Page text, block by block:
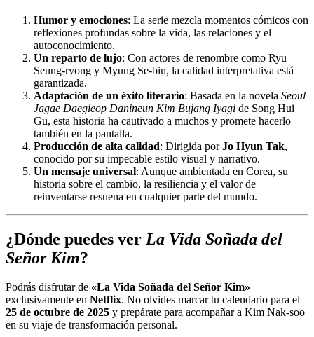
Humor y emociones: La serie mezcla momentos cómicos con
reflexiones profundas sobre la vida, las relaciones y el
autoconocimiento.
Un reparto de lujo: Con actores de renombre como Ryu
Seung-ryong y Myung Se-bin, la calidad interpretativa está
garantizada.
Adaptación de un éxito literario: Basada en la novela Seoul
Jagae Daegieop Danineun Kim Bujang Iyagi de Song Hui
Gu, esta historia ha cautivado a muchos y promete hacerlo
también en la pantalla.
Producción de alta calidad: Dirigida porJo Hyun Tak,
conocido por su impecable estilo visual y narrativo.
Un mensaje universal: Aunque ambientada en Corea, su
historia sobre el cambio, la resiliencia y el valor de
reinventarse resuena en cualquier parte del mundo.
¿Dónde puedes ver La Vida Soñada del
Señor Kim?
Podrás disfrutar de «La Vida Soñada del Señor Kim»
exclusivamente en Netflix. No olvides marcar tu calendario para el
25 de octubre de 2025 y prepárate para acompañar a Kim Nak-soo
en su viaje de transformación personal.